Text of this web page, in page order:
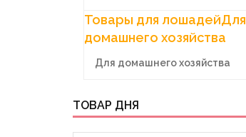
Товары для лошадейДля
домашнего хозяйства
Для домашнего хозяйства
ТОВАР ДНЯ